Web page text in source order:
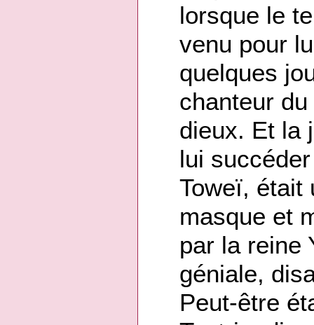
lorsque le
venu pour
quelques
chanteur
dieux. Et la
lui
Toweï, était
masque et
par la reine
géniale,
Peut-être